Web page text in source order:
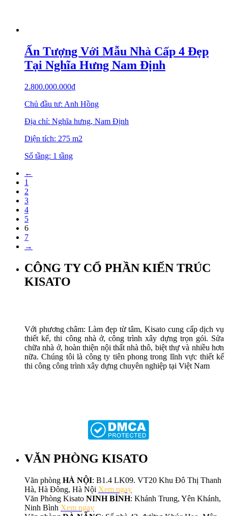
Ấn Tượng Với Mẫu Nhà Cấp 4 Đẹp
Tại Nghĩa Hưng Nam Định
2.800.000.000₫
Chủ đầu tư: Anh Hồng
Địa chỉ: Nghĩa hưng, Nam Định
Diện tích: 275 m2
Số tầng: 1 tầng
←
1
2
3
4
5
6
7
→
CÔNG TY CỔ PHẦN KIẾN TRÚC
KISATO
Với phương châm: Làm đẹp từ tâm, Kisato cung cấp dịch vụ
thiết kế, thi công nhà ở, công trình xây dựng trọn gói. Sửa
chữa nhà ở, hoàn thiện nội thất nhà thô, biệt thự và nhiều hơn
nữa. Chúng tôi là công ty tiên phong trong lĩnh vực thiết kế
thi công công trình xây dựng chuyên nghiệp tại Việt Nam
VĂN PHÒNG KISATO
Văn phòng HÀ NỘI: B1.4 LK09. VT20 Khu Đô Thị Thanh
Hà, Hà Đông, Hà Nội Xem ngay
Văn Phòng Kisato NINH BÌNH: Khánh Trung, Yên Khánh,
Ninh Bình Xem ngay